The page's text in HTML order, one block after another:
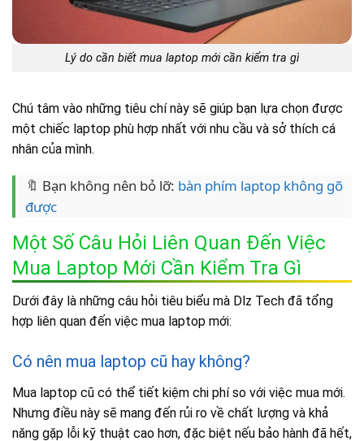
Lý do cần biết mua laptop mới cần kiểm tra gì
Chú tâm vào những tiêu chí này sẽ giúp bạn lựa chọn được
một chiếc laptop phù hợp nhất với nhu cầu và sở thích cá
nhân của mình.
🔖 Bạn không nên bỏ lỡ: bàn phím laptop không gõ
được
Một Số Câu Hỏi Liên Quan Đến Việc
Mua Laptop Mới Cần Kiểm Tra Gì
Dưới đây là những câu hỏi tiêu biểu mà Dlz Tech đã tổng
hợp liên quan đến việc mua laptop mới:
Có nên mua laptop cũ hay không?
Mua laptop cũ có thể tiết kiệm chi phí so với việc mua mới.
Nhưng điều này sẽ mang đến rủi ro về chất lượng và khả
năng gặp lỗi kỹ thuật cao hơn, đặc biệt nếu bảo hành đã hết,